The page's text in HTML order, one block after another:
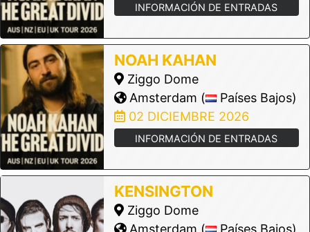
INFORMACIÓN DE ENTRADAS
NOAH KAHAN
Ziggo Dome
Amsterdam (
Países Bajos)
02 DICIEMBRE 2026
INFORMACIÓN DE ENTRADAS
KENSINGTON
Ziggo Dome
Amsterdam (
Países Bajos)